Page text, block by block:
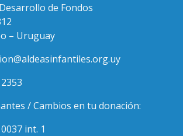
de Fondos
– Uruguay
/ Cambios en tu donación:
int. 1